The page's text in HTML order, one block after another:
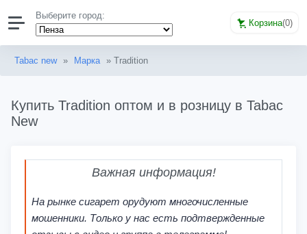
Выберите город:
Корзина(0)
Tabac new » Марка » Tradition
Купить Tradition оптом и в розницу в Tabac
New
Важная информация!
На рынке сигарет орудуют многочисленные
мошенники. Только у нас есть подтвержденные